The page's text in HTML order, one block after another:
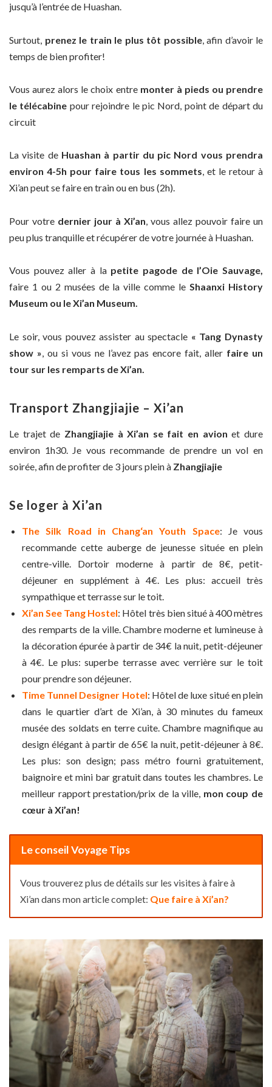
jusqu’à l’entrée de Huashan.
Surtout, prenez le train le plus tôt possible, afin d’avoir le
temps de bien profiter!
Vous aurez alors le choix entremonter à pieds ou prendre
le télécabine pour rejoindre le pic Nord, point de départ du
circuit
La visite de Huashan à partir du pic Nord vous prendra
environ 4-5h pour faire tous les sommets, et le retour à
Xi’an peut se faire en train ou en bus (2h).
Pour votre dernier jour à Xi’an , vous allez pouvoir faire un
peu plus tranquille et récupérer de votre journée à Huashan.
Vous pouvez aller à la petite pagode de l’Oie Sauvage,
faire 1 ou 2 musées de la ville comme leShaanxi History
Museum ou le Xi’an Museum.
Le soir, vous pouvez assister au spectacle « Tang Dynasty
show » , ou si vous ne l’avez pas encore fait, aller faire un
tour sur les remparts de Xi’an.
Transport Zhangjiajie – Xi’an
Le trajet de Zhangjiajie à Xi’an se fait en avion et dure
environ 1h30. Je vous recommande de prendre un vol en
soirée, afin de profiter de 3 jours plein à Zhangjiajie
Se loger à Xi’an
The Silk Road in Chang‘an Youth Space: Je vous
recommande cette auberge de jeunesse située en plein
centre-ville. Dortoir moderne à partir de 8€, petit-
déjeuner en supplément à 4€. Les plus: accueil très
sympathique et terrasse sur le toit.
Xi’an See Tang Hostel: Hôtel très bien situé à 400 mètres
des remparts de la ville. Chambre moderne et lumineuse à
la décoration épurée à partir de 34€ la nuit, petit-déjeuner
à 4€. Le plus: superbe terrasse avec verrière sur le toit
pour prendre son déjeuner.
Time Tunnel Designer Hotel: Hôtel de luxe situé en plein
dans le quartier d’art de Xi’an, à 30 minutes du fameux
musée des soldats en terre cuite. Chambre magnifique au
design élégant à partir de 65€ la nuit, petit-déjeuner à 8€.
Les plus: son design; pass métro fourni gratuitement,
baignoire et mini bar gratuit dans toutes les chambres. Le
meilleur rapport prestation/prix de la ville, mon coup de
cœur à Xi’an!
Le conseil Voyage Tips
Vous trouverez plus de détails sur les visites à faire à
Xi’an dans mon article complet: Que faire à Xi’an?